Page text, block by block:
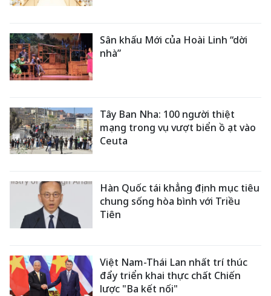
Sân khấu Mới của Hoài Linh “dời
nhà”
Tây Ban Nha: 100 người thiệt
mạng trong vụ vượt biển ồ ạt vào
Ceuta
Hàn Quốc tái khẳng định mục tiêu
chung sống hòa bình với Triều
Tiên
Việt Nam-Thái Lan nhất trí thúc
đẩy triển khai thực chất Chiến
lược "Ba kết nối"